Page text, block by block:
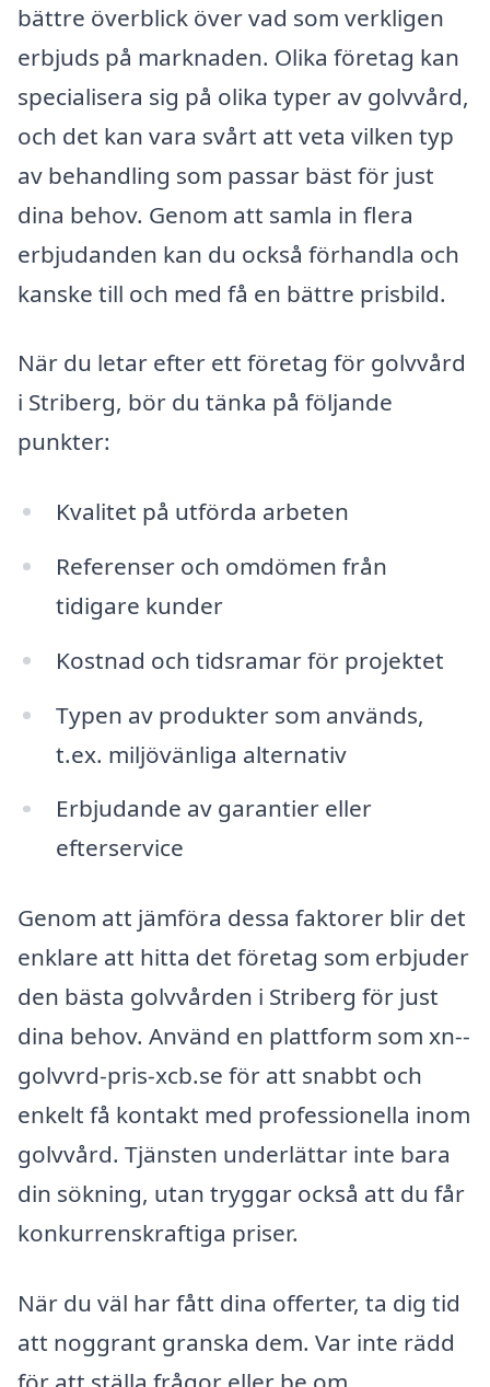
bättre överblick över vad som verkligen
erbjuds på marknaden. Olika företag kan
specialisera sig på olika typer av golvvård,
och det kan vara svårt att veta vilken typ
av behandling som passar bäst för just
dina behov. Genom att samla in flera
erbjudanden kan du också förhandla och
kanske till och med få en bättre prisbild.
När du letar efter ett företag för golvvård
i Striberg, bör du tänka på följande
punkter:
Kvalitet på utförda arbeten
Referenser och omdömen från
tidigare kunder
Kostnad och tidsramar för projektet
Typen av produkter som används,
t.ex. miljövänliga alternativ
Erbjudande av garantier eller
efterservice
Genom att jämföra dessa faktorer blir det
enklare att hitta det företag som erbjuder
den bästa golvvården i Striberg för just
dina behov. Använd en plattform som xn--
golvvrd-pris-xcb.se för att snabbt och
enkelt få kontakt med professionella inom
golvvård. Tjänsten underlättar inte bara
din sökning, utan tryggar också att du får
konkurrenskraftiga priser.
När du väl har fått dina offerter, ta dig tid
att noggrant granska dem. Var inte rädd